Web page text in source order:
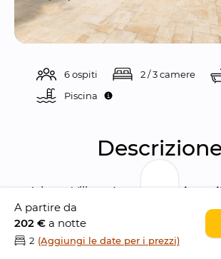
6 ospiti 2 / 3 camere
Piscina
Descrizione
Arkana Village è una
bellissima
camere da letto
design unico
cuore di Canggu
, una delle
turistiche più popolari nel sud di
A partire da
202 € a notte
2 (Aggiungi le date per i prezzi)